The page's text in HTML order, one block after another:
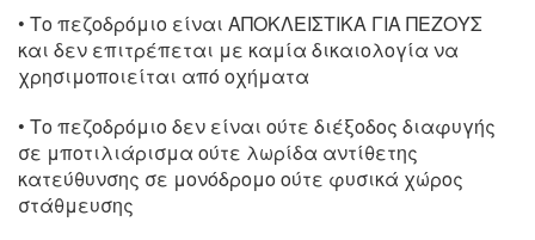
• Το πεζοδρόμιο είναι ΑΠΟΚΛΕΙΣΤΙΚΑ ΓΙΑ ΠΕΖΟΥΣ
και δεν επιτρέπεται με καμία δικαιολογία να
χρησιμοποιείται από οχήματα
• Το πεζοδρόμιο δεν είναι ούτε διέξοδος διαφυγής
σε μποτιλιάρισμα ούτε λωρίδα αντίθετης
κατεύθυνσης σε μονόδρομο ούτε φυσικά χώρος
στάθμευσης